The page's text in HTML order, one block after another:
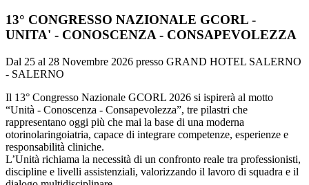
13° CONGRESSO NAZIONALE GCORL -
UNITA' - CONOSCENZA - CONSAPEVOLEZZA
Dal 25 al 28 Novembre 2026 presso GRAND HOTEL SALERNO
- SALERNO
Il 13° Congresso Nazionale GCORL 2026 si ispirerà al motto
“Unità - Conoscenza - Consapevolezza”, tre pilastri che
rappresentano oggi più che mai la base di una moderna
otorinolaringoiatria, capace di integrare competenze, esperienze e
responsabilità cliniche.
L’Unità richiama la necessità di un confronto reale tra professionisti,
discipline e livelli assistenziali, valorizzando il lavoro di squadra e il